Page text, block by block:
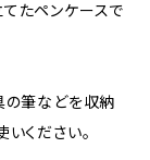
たペンケースで
の筆などを収納
ください。